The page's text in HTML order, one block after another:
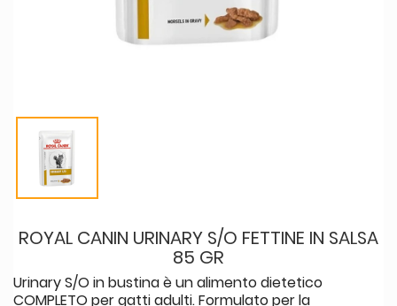
ROYAL CANIN URINARY S/O FETTINE IN SALSA
85 GR
Urinary S/O in bustina è un alimento dietetico
COMPLETO per gatti adulti. Formulato per la